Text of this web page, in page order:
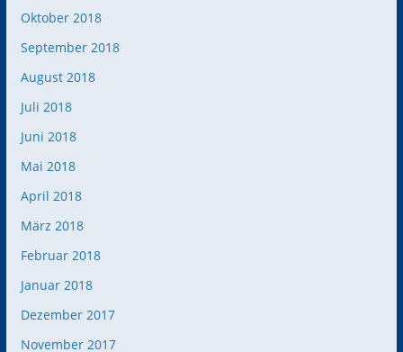
Oktober 2018
September 2018
August 2018
Juli 2018
Juni 2018
Mai 2018
April 2018
März 2018
Februar 2018
Januar 2018
Dezember 2017
November 2017